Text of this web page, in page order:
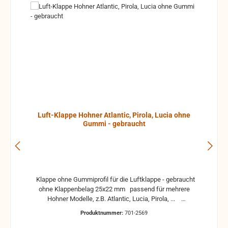
Luft-Klappe Hohner Atlantic, Pirola, Lucia ohne
Gummi - gebraucht
ohne Klappenbelag 25x22 mm passend für mehrere
Hohner Modelle, z.B. Atlantic, Lucia, Pirola, ...
Produktnummer: 701-2569